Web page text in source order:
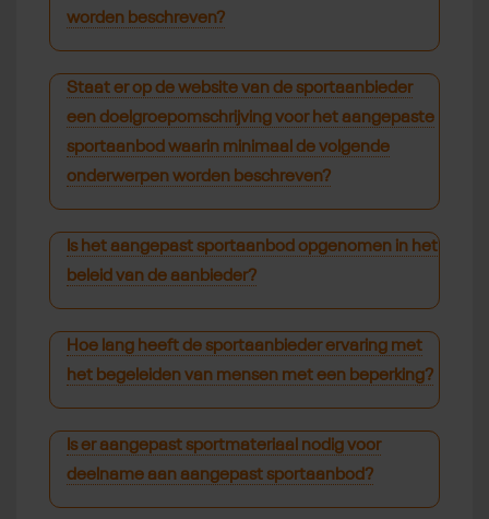
worden beschreven?
Staat er op de website van de sportaanbieder
eendoelgroepomschrijvingvoor het aangepaste
sportaanbod waarin minimaal de volgende
onderwerpen worden beschreven?
Is het aangepast sportaanbod opgenomen in het
beleid van de aanbieder?
Hoe lang heeft de sportaanbieder ervaring met
het begeleiden van mensen met een beperking?
Is er aangepast sportmateriaal nodig voor
deelname aan aangepast sportaanbod?